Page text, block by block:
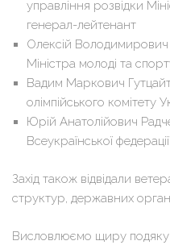
управління розвідки
генерал-лейтенант
Олексій Володимирович
Міністра молоді та
Вадим Маркович
олімпійського комітету
Юрій Анатолійович
Всеукраїнської
Захід також відвідали
структур, державних
Висловлюємо щиру подяку